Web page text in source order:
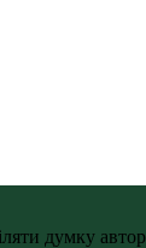
думку автора